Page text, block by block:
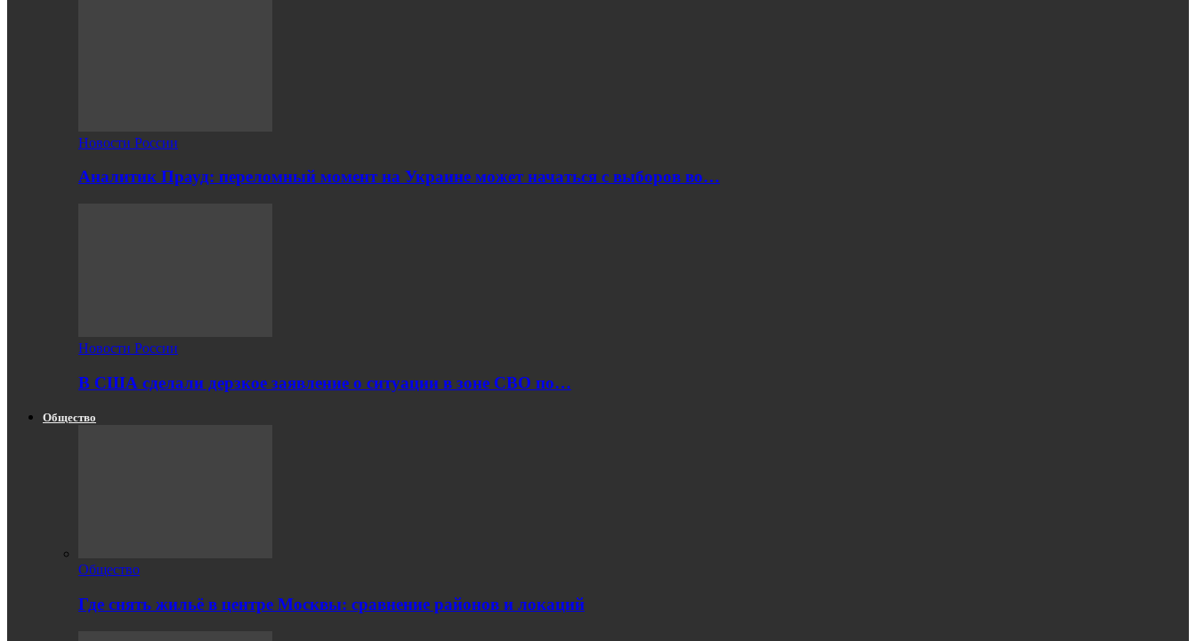
Новости России
Аналитик Прауд: переломный момент на Украине может начаться с выборов во…
Новости России
В США сделали дерзкое заявление о ситуации в зоне СВО по…
Общество
Общество
Где снять жильё в центре Москвы: сравнение районов и локаций